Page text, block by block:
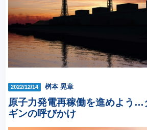
2022/12/14 桝本 晃章
原子力発電再稼働を進めよう…
ギンの呼びかけ